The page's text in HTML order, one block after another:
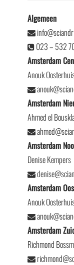
Algemeen
023 – 532
Amsterdam
Anouk
Amsterdam
Ahmed el
Amsterdam
Denise Kempers
Amsterdam
Anouk
Amsterdam
Richmond